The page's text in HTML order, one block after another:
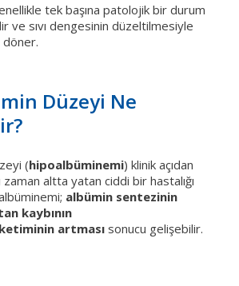
tek başına patolojik bir durum
ve sıvı dengesinin düzeltilmesiyle
Düzeyi Ne
(hipoalbüminemi) klinik açıdan
altta yatan ciddi bir hastalığı
albümin sentezinin
kaybının
artması sonucu gelişebilir.